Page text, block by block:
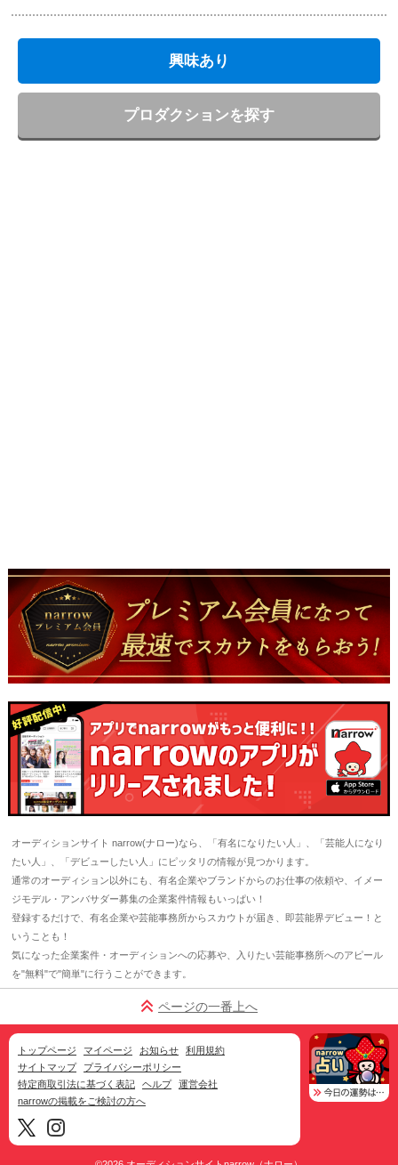
興味あり
プロダクションを探す
オーディションサイト narrow(ナロー)なら、「有名になりたい人」、「芸能人になり
たい人」、「デビューしたい人」にピッタリの情報が見つかります。
通常のオーディション以外にも、有名企業やブランドからのお仕事の依頼や、イメー
ジモデル・アンバサダー募集の企業案件情報もいっぱい！
登録するだけで、有名企業や芸能事務所からスカウトが届き、即芸能界デビュー！と
いうことも！
気になった企業案件・オーディションへの応募や、入りたい芸能事務所へのアピール
を"無料"で"簡単"に行うことができます。
ページの一番上へ
トップページ マイページ お知らせ
利用規約
サイトマップ
プライバシーポリシー
特定商取引法に基づく表記
ヘルプ
運営会社
narrowの掲載をご検討の方へ